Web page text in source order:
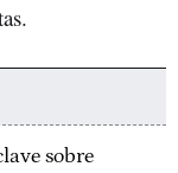
sobre